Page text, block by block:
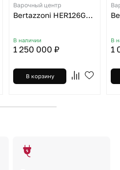
Варочный центр
В наличии
1 250 000 ₽
В корзину
В
1